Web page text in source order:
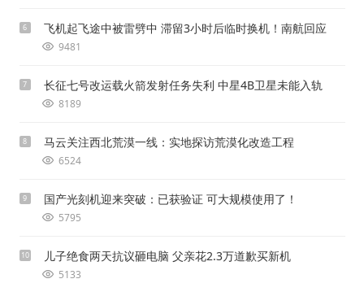
6 飞机起飞途中被雷劈中 滞留3小时后临时换机！南航回应
9481
7 长征七号改运载火箭发射任务失利 中星4B卫星未能入轨
8189
8 马云关注西北荒漠一线：实地探访荒漠化改造工程
6524
9 国产光刻机迎来突破：已获验证 可大规模使用了！
5795
10 儿子绝食两天抗议砸电脑 父亲花2.3万道歉买新机
5133